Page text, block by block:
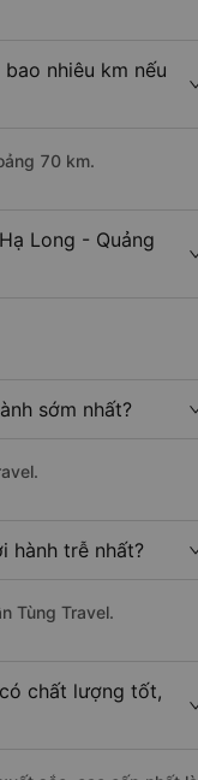
nhiêu km nếu
70 km.
Long - Quảng
sớm nhất?
hành trễ nhất?
Tùng Travel.
chất lượng tốt,